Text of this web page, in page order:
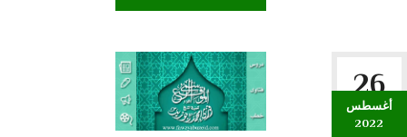
26
أغسطس
2022